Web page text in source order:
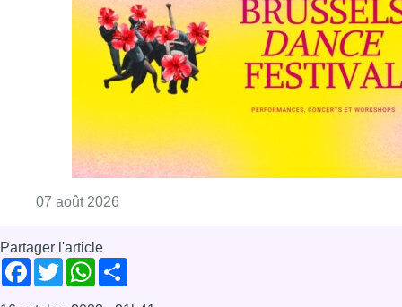
07 août 2026
Partager l'article
Facebook
TwitterWhatsApp